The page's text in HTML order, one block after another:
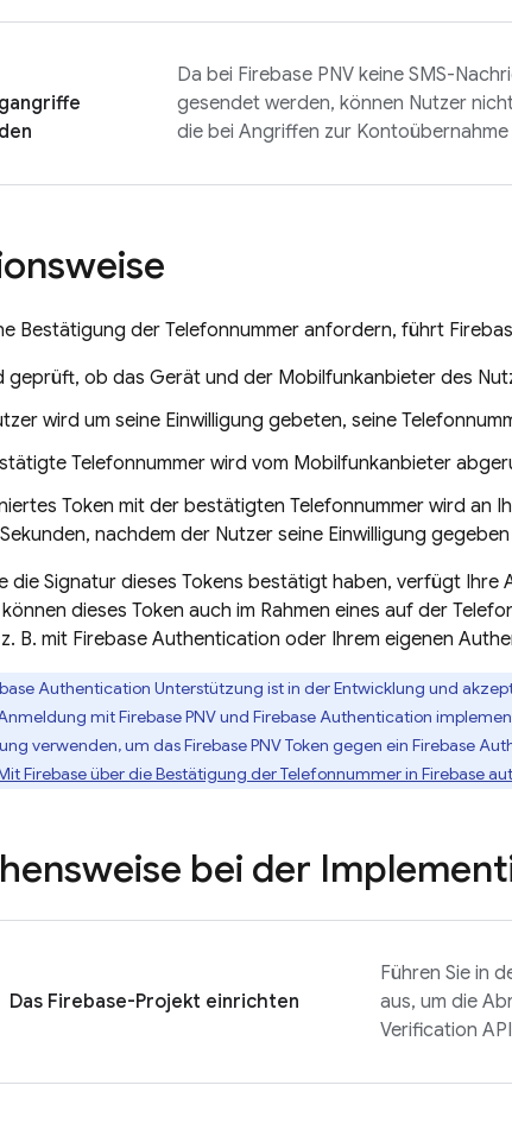
Da bei Firebase PNV keine SMS-
gesendet werden, können Nutzer
die bei Angriffen zur
Bestätigung der Telefonnummer anfordern, führt
geprüft, ob das Gerät und der Mobilfunkanbieter des
wird um seine Einwilligung gebeten, seine
Telefonnummer wird vom Mobilfunkanbieter
Token mit der bestätigten Telefonnummer wird
Sekunden, nachdem der Nutzer seine Einwilligung
die Signatur dieses Tokens bestätigt haben, verfügt
können dieses Token auch im Rahmen eines auf der
B. mit Firebase Authentication oder Ihrem eigenen
Authentication Unterstützung ist in der Entwicklung und
Anmeldung mitFirebase PNVund Firebase Authentication
verwenden, um dasFirebase PNVToken gegen ein Firebase
Firebase über die Bestätigung der Telefonnummer in Firebase
bei der
Das Firebase-Projekt einrichten
Führen Sie in
aus, um die
Verification